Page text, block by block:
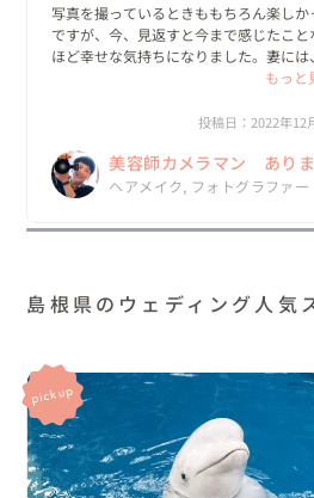
写真を撮っているときももちろん楽しか
ですが、今、見返すと今まで感じたこと
ほど幸せな気持ちになりました。妻には
の笑顔のままでずっと過ごしてほしい
いただきました。本当にありがとうご
もっと
投稿日：2022年12
美容師カメラマン あり
ゆき∥婚礼着付けヘアメイ
ヘアメイク, フォトグラファー
島根県のウェディング人気